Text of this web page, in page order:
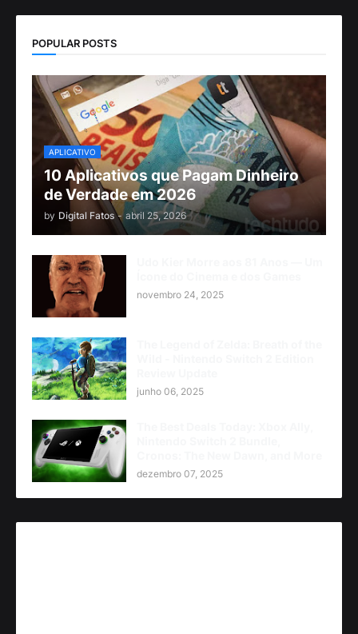
POPULAR POSTS
APLICATIVO
10 Aplicativos que Pagam Dinheiro
de Verdade em 2026
by Digital Fatos - abril 25, 2026
novembro 24, 2025
junho 06, 2025
dezembro 07, 2025